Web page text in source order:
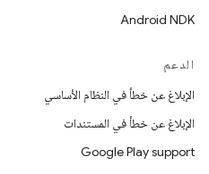
Android NDK
الدعم
الإبلاغ عن خطأ في النظام الأساسي
الإبلاغ عن خطأ في المستندات
Google Play support